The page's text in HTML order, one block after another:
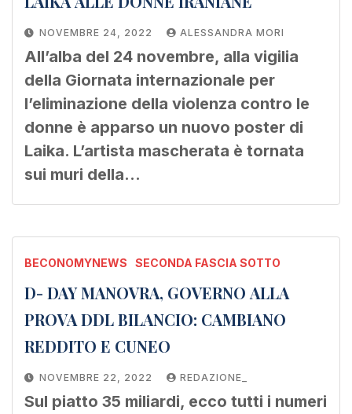
NOVEMBRE 24, 2022 ALESSANDRA MORI
All’alba del 24 novembre, alla vigilia
della Giornata internazionale per
l’eliminazione della violenza contro le
donne è apparso un nuovo poster di
Laika. L’artista mascherata è tornata
sui muri della…
BECONOMYNEWS SECONDA FASCIA SOTTO
D- DAY MANOVRA, GOVERNO ALLA
PROVA DDL BILANCIO: CAMBIANO
REDDITO E CUNEO
NOVEMBRE 22, 2022 REDAZIONE_
Sul piatto 35 miliardi, ecco tutti i numeri